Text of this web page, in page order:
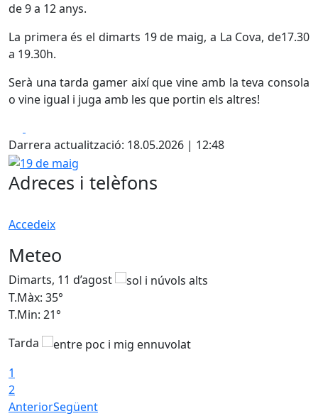
de 9 a 12 anys.
La primera és el dimarts 19 de maig, a La Cova, de17.30
a 19.30h.
Serà una tarda gamer així que vine amb la teva consola
o vine igual i juga amb les que portin els altres!
Darrera actualització: 18.05.2026 | 12:48
19 de maig
Adreces i telèfons
Accedeix
Meteo
Dimarts, 11 d’agost
T.Màx: 35°
T.Min: 21°
Tarda
1
2
AnteriorSegüent